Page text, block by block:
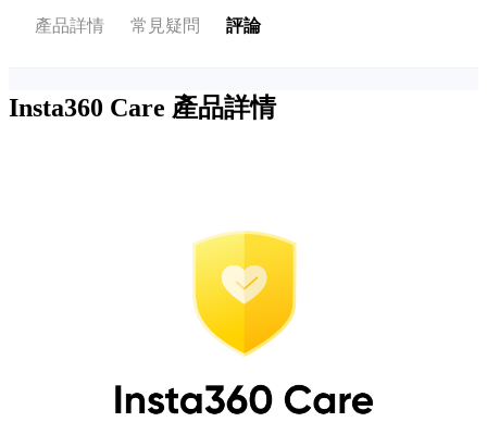
產品詳情 常見疑問 評論
Insta360 Care 產品詳情